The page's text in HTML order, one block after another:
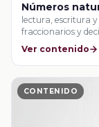
Números
lectura, escritura
fraccionarios y
Ver contenido
CONTENIDO